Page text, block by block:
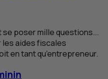
poser mille questions...
aides fiscales
en tant qu’entrepreneur.